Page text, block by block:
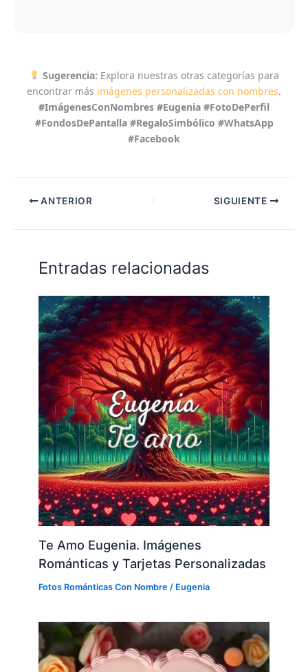
Sugerencia: Explora nuestras otras categorías para
encontrar más imágenes personalizadas con nombres.
#ImágenesConNombres #Eugenia #FotoDePerfil
#FondosDePantalla #RegaloSimbólico #WhatsApp
#Facebook
ANTERIOR SIGUIENTE
Entradas relacionadas
Te Amo Eugenia. Imágenes
Románticas y Tarjetas Personalizadas
Fotos Románticas Con Nombre / Eugenia